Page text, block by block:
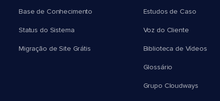
Base de Conhecimento
Status do Sistema
Migração de Site Grátis
Estudos de Caso
Voz do Cliente
Biblioteca de Vídeos
Glossário
Grupo Cloudways